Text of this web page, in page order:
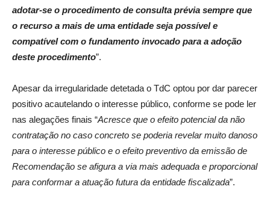
adotar-se o procedimento de consulta prévia sempre que
o recurso a mais de uma entidade seja possível e
compatível com o fundamento invocado para a adoção
deste procedimento”.
Apesar da irregularidade detetada o TdC optou por dar parecer
positivo acautelando o interesse público, conforme se pode ler
nas alegações finais “Acresce que o efeito potencial da não
contratação no caso concreto se poderia revelar muito danoso
para o interesse público e o efeito preventivo da emissão de
Recomendação se afigura a via mais adequada e proporcional
para conformar a atuação futura da entidade fiscalizada”.